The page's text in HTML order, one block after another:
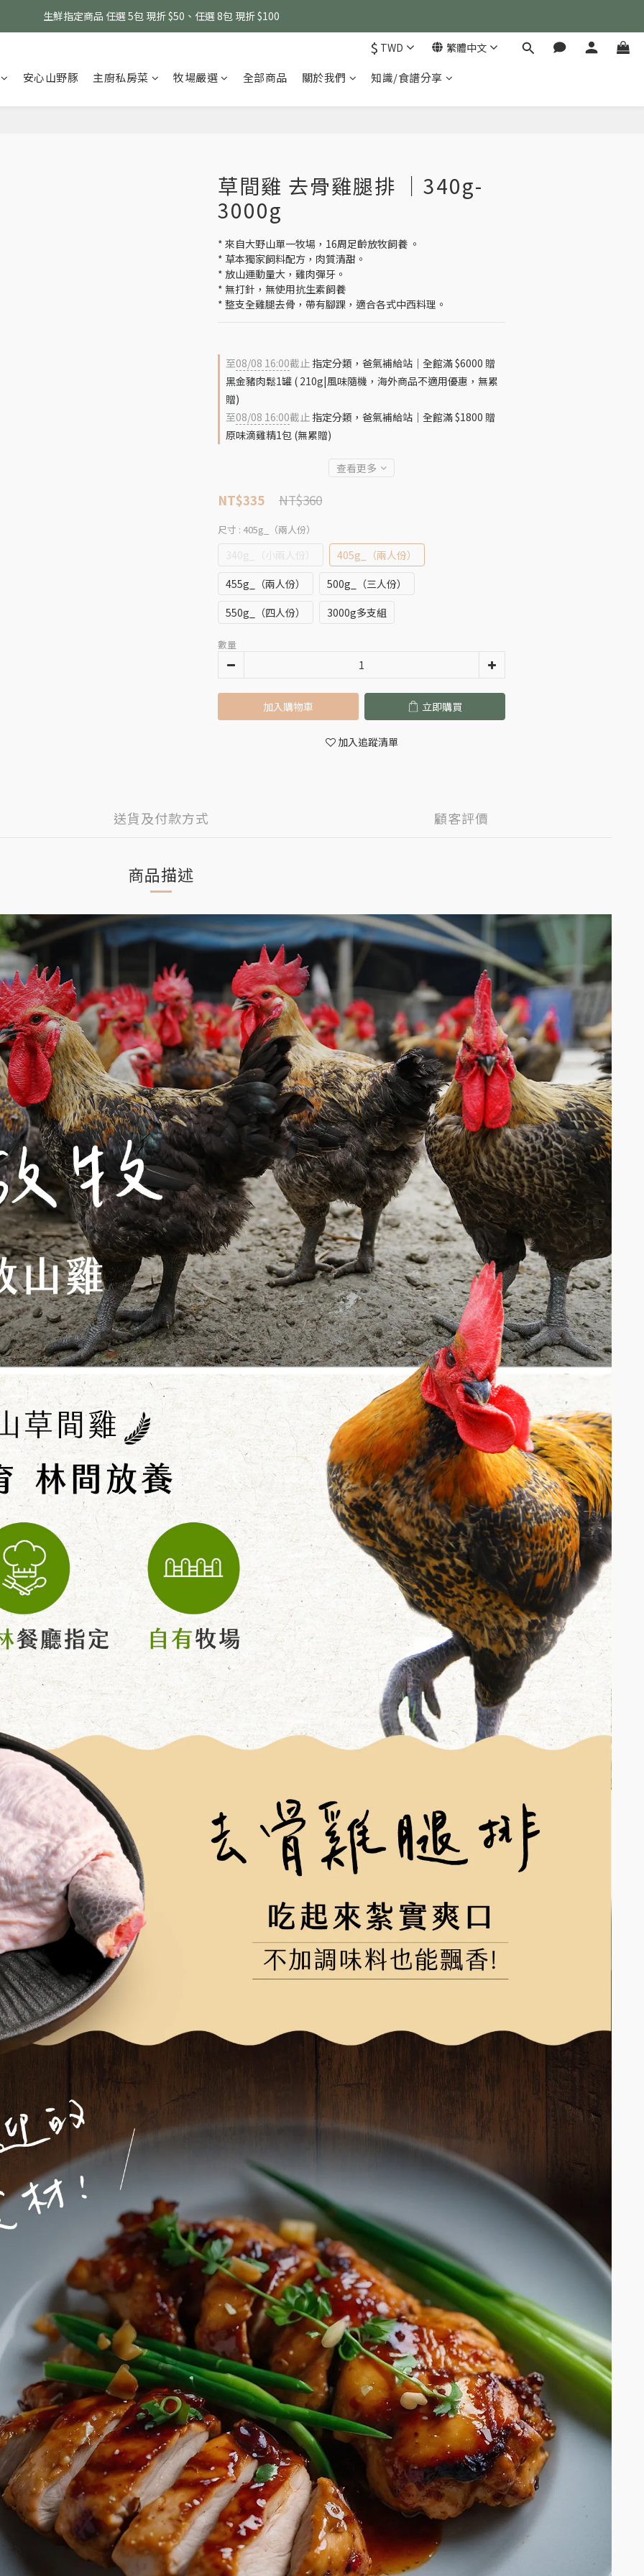
費滿 $1800 贈送原味滴雞精1包、$6000 贈送黑金豬肉鬆 (指定商品除外)
生鮮指定商品 任選 5包 現折 $50、任選 8包 現折 $100
$ TWD 繁體中文
安心山野豚 主廚私房菜 牧場嚴選 全部商品 關於我們 知識/食譜分享
草間雞 去骨雞腿排 ｜340g-
3000g
* 來自大野山單一牧場，16周足齡放牧飼養 。
* 草本獨家飼料配方，肉質清甜。
* 放山運動量大，雞肉彈牙。
* 無打針，無使用抗生素飼養
* 整支全雞腿去骨，帶有腳踝，適合各式中西料理。
至08/08 16:00截止 指定分類，爸氣補給站｜全館滿 $6000 贈
黑金豬肉鬆1罐 ( 210g|風味隨機，海外商品不適用優惠，無累
贈)
至08/08 16:00截止 指定分類，爸氣補給站｜全館滿 $1800 贈
原味滴雞精1包 (無累贈)
查看更多
NT$360
NT$335
尺寸 : 405g_（兩人份）
405g_（兩人份）
455g_（兩人份）
500g_（三人份）
550g_（四人份）
3000g多支組
數量
加入購物車 立即購買
加入追蹤清單
送貨及付款方式 顧客評價
商品描述